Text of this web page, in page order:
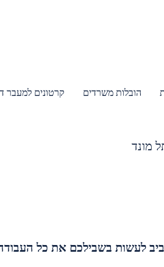
הובלות משרדים קרטונים למעבר
מונד
לעשות בשבילכם את כל